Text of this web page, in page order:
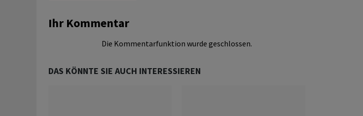
Ihr Kommentar
Die Kommentarfunktion wurde geschlossen.
DAS KÖNNTE SIE AUCH INTERESSIEREN